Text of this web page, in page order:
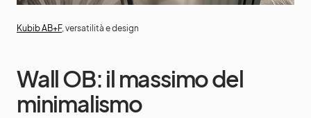
Kubib AB+F, versatilità e design
Wall OB: il massimo del
minimalismo